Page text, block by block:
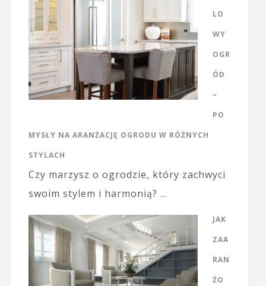
LO
WY
OGR
ÓD
–
PO
MYSŁY NA ARANŻACJĘ OGRODU W RÓŻNYCH
STYLACH
Czy marzysz o ogrodzie, który zachwyci
swoim stylem i harmonią? …
JAK
ZAA
RAN
ŻO